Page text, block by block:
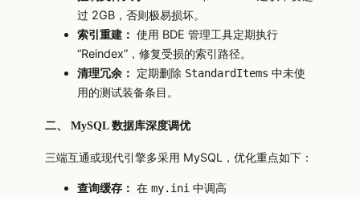
过 2GB，否则极易损坏。
索引重建： 使用 BDE 管理工具定期执行
“Reindex”，修复受损的索引路径。
清理冗余： 定期删除 StandardItems 中未使
用的测试装备条目。
二、 MySQL 数据库深度调优
三端互通或现代引擎多采用 MySQL，优化重点如下：
查询缓存： 在 my.ini 中调高